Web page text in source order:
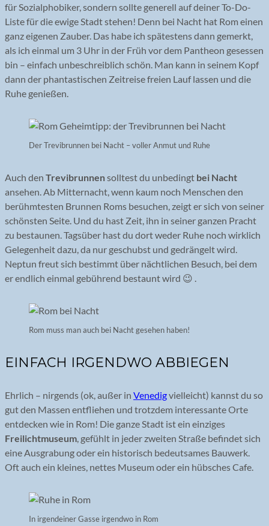
für Sozialphobiker, sondern sollte generell auf deiner To-Do-
Liste für die ewige Stadt stehen! Denn bei Nacht hat Rom einen
ganz eigenen Zauber. Das habe ich spätestens dann gemerkt,
als ich einmal um 3 Uhr in der Früh vor dem Pantheon gesessen
bin – einfach unbeschreiblich schön. Man kann in seinem Kopf
dann der phantastischen Zeitreise freien Lauf lassen und die
Ruhe genießen.
Der Trevibrunnen bei Nacht – voller Anmut und Ruhe
Auch den Trevibrunnensolltest du unbedingt bei Nacht
ansehen. Ab Mitternacht, wenn kaum noch Menschen den
berühmtesten Brunnen Roms besuchen, zeigt er sich von seiner
schönsten Seite. Und du hast Zeit, ihn in seiner ganzen Pracht
zu bestaunen. Tagsüber hast du dort weder Ruhe noch wirklich
Gelegenheit dazu, da nur geschubst und gedrängelt wird.
Neptun freut sich bestimmt über nächtlichen Besuch, bei dem
er endlich einmal gebührend bestaunt wird 😉 .
Rom muss man auch bei Nacht gesehen haben!
EINFACH IRGENDWO ABBIEGEN
Ehrlich – nirgends (ok, außer in Venedigvielleicht) kannst du so
gut den Massen entfliehen und trotzdem interessante Orte
entdecken wie in Rom! Die ganze Stadt ist ein einziges
Freilichtmuseum , gefühlt in jeder zweiten Straße befindet sich
eine Ausgrabung oder ein historisch bedeutsames Bauwerk.
Oft auch ein kleines, nettes Museum oder ein hübsches Cafe.
In irgendeiner Gasse irgendwo in Rom